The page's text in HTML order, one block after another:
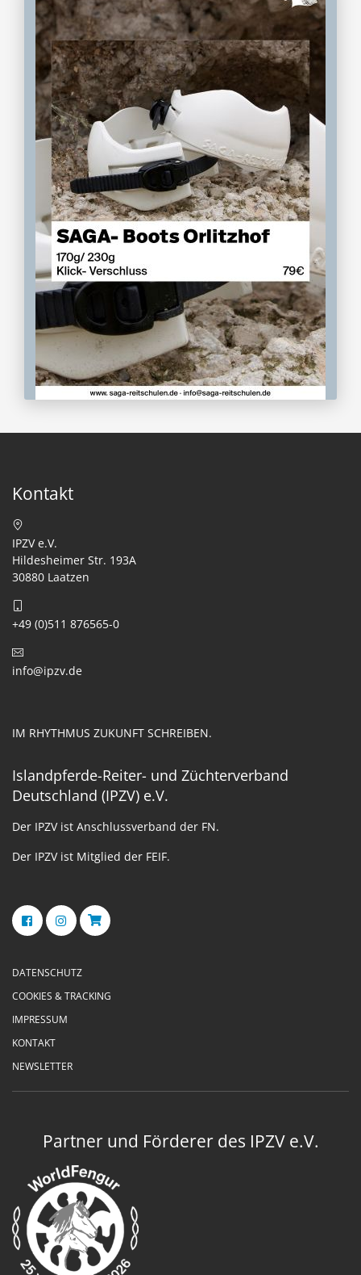
Kontakt
IPZV e.V.
Hildesheimer Str. 193A
30880 Laatzen
+49 (0)511 876565-0
info@ipzv.de
IM RHYTHMUS ZUKUNFT SCHREIBEN.
Islandpferde-Reiter- und Züchterverband
Deutschland (IPZV) e.V.
Der IPZV ist Anschlussverband der FN.
Der IPZV ist Mitglied der FEIF.
DATENSCHUTZ
COOKIES & TRACKING
IMPRESSUM
KONTAKT
NEWSLETTER
Partner und Förderer des IPZV e.V.